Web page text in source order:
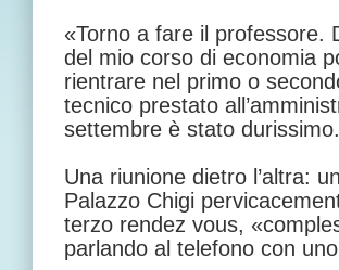
«Torno a fare il professore.
del mio corso di economia
rientrare nel primo o
tecnico prestato
settembre è stato durissimo.
Una riunione dietro l’altra:
Palazzo Chigi
terzo rendez vous,
parlando al telefono con